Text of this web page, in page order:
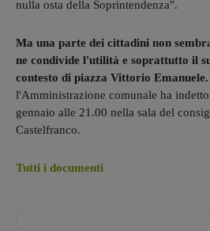
nulla osta della Soprintendenza".
Ma una parte dei cittadini non
ne condivide l'utilità e soprattutto il
contesto di piazza Vittorio Emanuele.
l'Amministrazione comunale ha
gennaio alle 21.00 nella sala del
Castelfranco.
Tutti i documenti